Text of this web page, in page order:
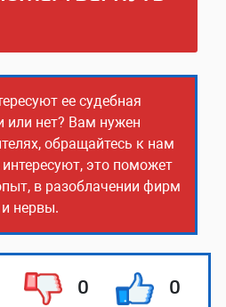
ее судебная
или нет? Вам нужен
обращайтесь к нам
это поможет
в разоблачении фирм
нервы.
0 0